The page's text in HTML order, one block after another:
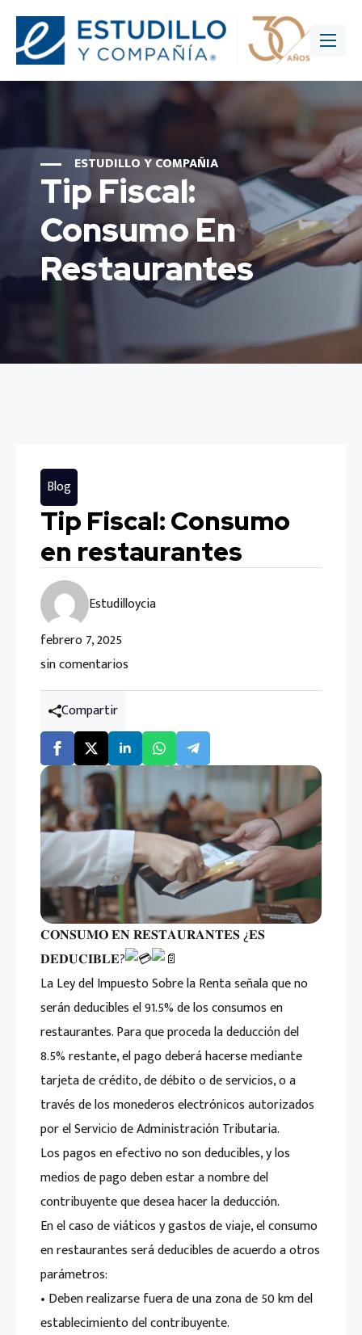
ESTUDILLO Y COMPAÑIA
Tip Fiscal:
Consumo En
Restaurantes
Blog
Tip Fiscal: Consumo
en restaurantes
Estudilloycia
febrero 7, 2025
sin comentarios
Compartir
𝐂𝐎𝐍𝐒𝐔𝐌𝐎 𝐄𝐍 𝐑𝐄𝐒𝐓𝐀𝐔𝐑𝐀𝐍𝐓𝐄𝐒 ¿𝐄𝐒
𝐃𝐄𝐃𝐔𝐂𝐈𝐁𝐋𝐄?
La Ley del Impuesto Sobre la Renta señala que no
serán deducibles el 91.5% de los consumos en
restaurantes. Para que proceda la deducción del
8.5% restante, el pago deberá hacerse mediante
tarjeta de crédito, de débito o de servicios, o a
través de los monederos electrónicos autorizados
por el Servicio de Administración Tributaria.
Los pagos en efectivo no son deducibles, y los
medios de pago deben estar a nombre del
contribuyente que desea hacer la deducción.
En el caso de viáticos y gastos de viaje, el consumo
en restaurantes será deducibles de acuerdo a otros
parámetros:
• Deben realizarse fuera de una zona de 50 km del
establecimiento del contribuyente.